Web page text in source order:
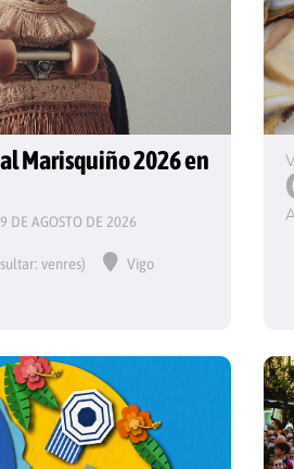
Marisquiño 2026 en
DE AGOSTO DE 2026
venres) Vigo